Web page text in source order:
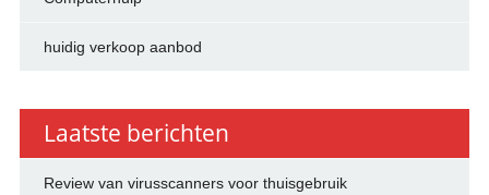
huidig verkoop aanbod
Laatste berichten
Review van virusscanners voor thuisgebruik